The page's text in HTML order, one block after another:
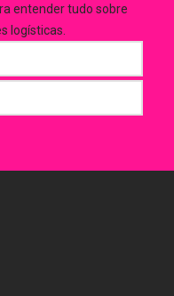
entender tudo sobre
logísticas.